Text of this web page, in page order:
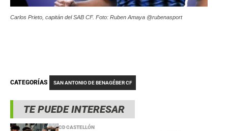
TE PUEDE INTERESAR
CD CASTELLÓN
Carlos Prieto, capitán del SAB CF. Foto: Ruben Amaya @rubenasport
CATEGORÍAS SAN ANTONIO DE BENAGÉBER CF